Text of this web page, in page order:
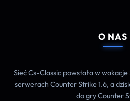
O NAS
Sieć Cs-Classic powstała w
serwerach Counter Strike 1.6, a
do gry Counter